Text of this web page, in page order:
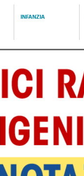
INFANZIA